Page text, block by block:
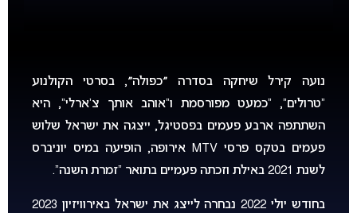
נועה קירל שיחקה בסדרה ״כפולה״, בסרטי הקולנוע
“טרולים”, “כמעט מפורסמת ו”אוהב אותך צ’ארלי”, היא
השתתפה ארבע פעמים בפסטיגל, ייצגה את ישראל שלוש
פעמים בטקס פרסי MTV אירופה, הופיעה במיס יוניברס
לשנת 2021 באילת וזכתה פעמיים בתואר “זמרת השנה”.
בחודש יולי 2022 נבחרה לייצג את ישראל באירוויזיון 2023